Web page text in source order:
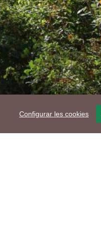
Configurar les cookies